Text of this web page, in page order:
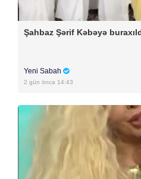
Şahbaz Şərif Kəbəyə
Yeni Sabah
2 gün öncə 14:43